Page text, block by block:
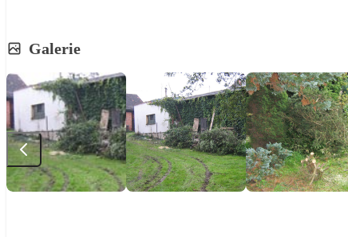
Galerie